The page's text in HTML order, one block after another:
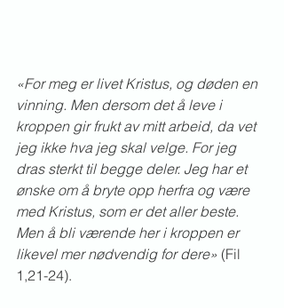
«For meg er livet Kristus, og døden en
vinning. Men dersom det å leve i
kroppen gir frukt av mitt arbeid, da vet
jeg ikke hva jeg skal velge. For jeg
dras sterkt til begge deler. Jeg har et
ønske om å bryte opp herfra og være
med Kristus, som er det aller beste.
Men å bli værende her i kroppen er
likevel mer nødvendig for dere» (Fil
1,21-24).